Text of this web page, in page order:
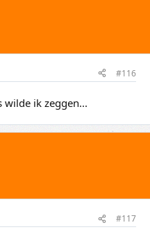
#116
wilde ik zeggen...
#117